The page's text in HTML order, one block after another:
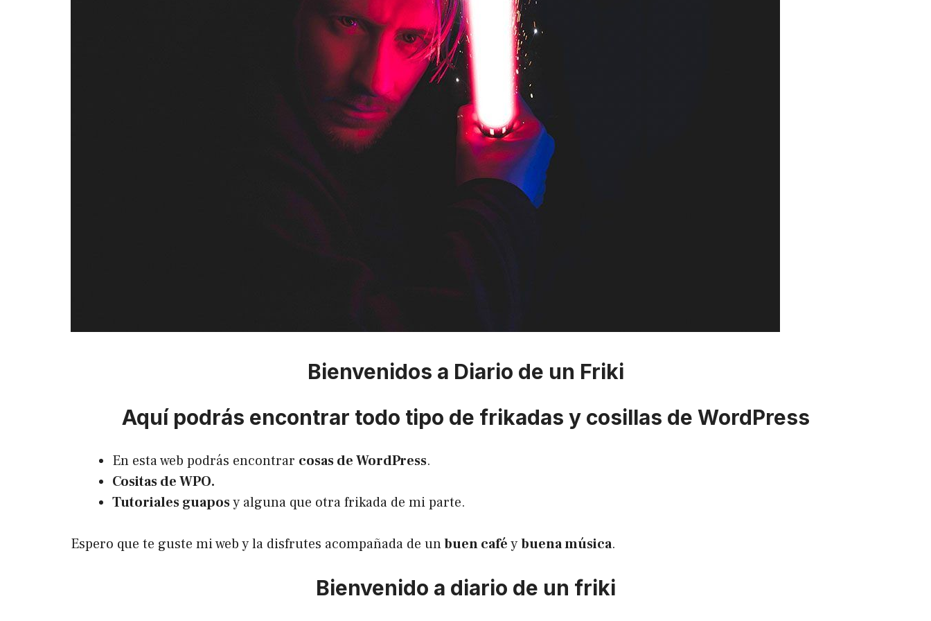
Bienvenidos a Diario de un Friki
Aquí podrás encontrar todo tipo de frikadas y cosillas de WordPress
En esta web podrás encontrar cosas de WordPress.
Cositas de WPO.
Tutoriales guaposy alguna que otra frikada de mi parte.
Espero que te guste mi web y la disfrutes acompañada de unbuen caféybuena música.
Bienvenido a diario de un friki